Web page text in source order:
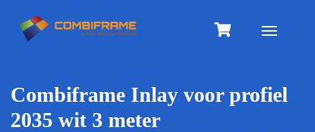
naar
Toggle
Combiframe Inlay voor profiel
2035 wit 3 meter